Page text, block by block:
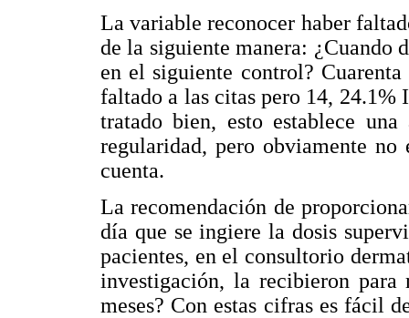
La variable reconocer haber
de la siguiente manera: ¿Cuando
en el siguiente control?
faltado a las citas pero 14,
tratado bien, esto establece
regularidad, pero obviamente
cuenta.
La recomendación de
día que se ingiere la dosis
pacientes, en el consultorio
investigación, la recibieron
meses? Con estas cifras es fácil